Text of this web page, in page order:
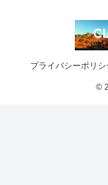
プライバシーポリシ
©